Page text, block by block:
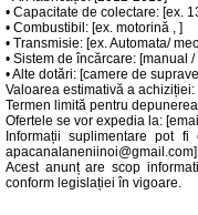
• Capacitate de colectare: [ex.
• Combustibil: [ex. motorină , ]
• Transmisie: [ex. Automata/
• Sistem de încărcare: [manual
• Alte dotări: [camere de
Valoarea estimativă a achiziției:
Termen limită pentru
Ofertele se vor expedia la:
Informații suplimentare pot
apacanalaneniinoi@gmail.com]
Acest anunț are scop
conform legislației în vigoare.